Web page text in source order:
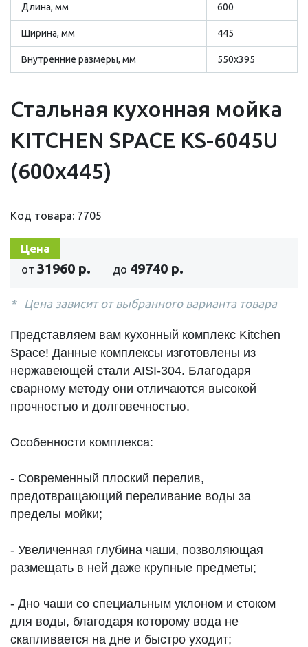
Длина, мм 600
Ширина, мм 445
Внутренние размеры, мм 550х395
Стальная кухонная мойка
KITCHEN SPACE KS-6045U
(600х445)
Код товара: 7705
Цена
от 31960 р. до 49740 р.
Цена зависит от выбранного варианта товара
Представляем вам кухонный комплекс Kitchen
Space! Данные комплексы изготовлены из
нержавеющей стали AISI-304. Благодаря
сварному методу они отличаются высокой
прочностью и долговечностью.
Особенности комплекса:
- Современный плоский перелив,
предотвращающий переливание воды за
пределы мойки;
- Увеличенная глубина чаши, позволяющая
размещать в ней даже крупные предметы;
- Дно чаши со специальным уклоном и стоком
для воды, благодаря которому вода не
скапливается на дне и быстро уходит;